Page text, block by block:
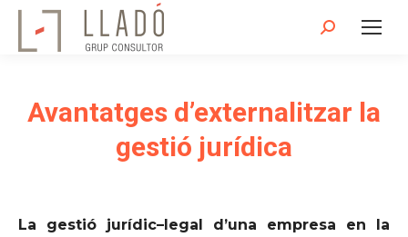
Search:
Avantatges d’externalitzar la
gestió jurídica
La gestió jurídic–legal d’una empresa en la